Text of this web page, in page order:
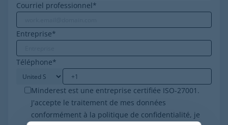
Courriel professionnel*
Entreprise*
Téléphone*
Minderest est une entreprise certifiée ISO-27001.
J'accepte le traitement de mes données
conformément à la politique de confidentialité, je